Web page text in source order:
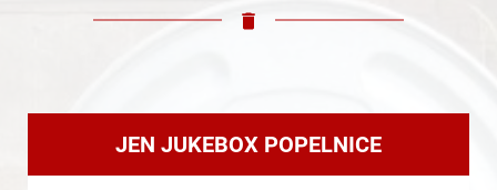
JEN JUKEBOX POPELNICE